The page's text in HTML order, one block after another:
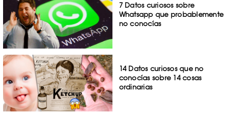
7 Datos curiosos sobre
Whatsapp que probablemente
no conocías
14 Datos curiosos que no
conocías sobre 14 cosas
ordinarias